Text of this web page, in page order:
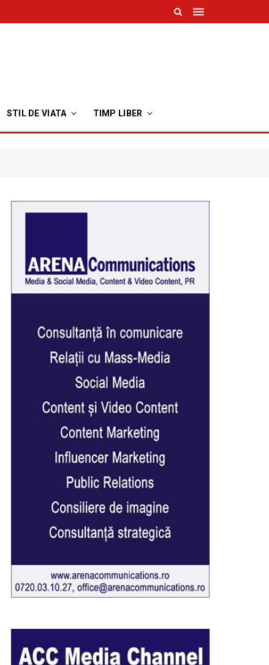
STIL DE VIATA TIMP LIBER